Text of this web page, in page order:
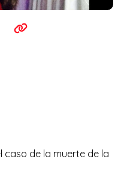
caso de la muerte de la